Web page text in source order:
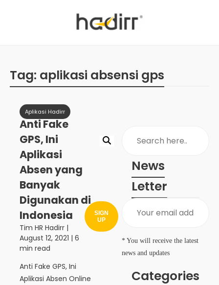
Tag: aplikasi absensi gps
Aplikasi Hadirr
Anti Fake
GPS, Ini
Aplikasi
Absen yang
Banyak
Digunakan di
Indonesia
Tim HR Hadirr |
August 12, 2021 | 6
min read
Anti Fake GPS, Ini
Aplikasi Absen Online
News
Letter
SIGN
UP
* You will receive the latest
news and updates
Categories